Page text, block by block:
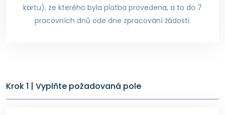
kartu), ze kterého byla platba provedena, a to do 7
pracovních dnů ode dne zpracování žádosti.
Krok 1 | Vyplňte požadovaná pole